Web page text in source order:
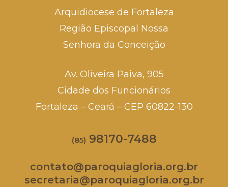
Arquidiocese de Fortaleza
Região Episcopal Nossa
Senhora da Conceição
Av. Oliveira Paiva, 905
Cidade dos Funcionários
Fortaleza – Ceará – CEP 60822-130
(85) 98170-7488
contato@paroquiagloria.org.br
secretaria@paroquiagloria.org.br